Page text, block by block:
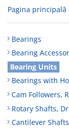
Pagina principală
Bearings
Bearing
Bearing Units
Bearings with
Cam Followers,
Rotary Shafts,
Cantilever